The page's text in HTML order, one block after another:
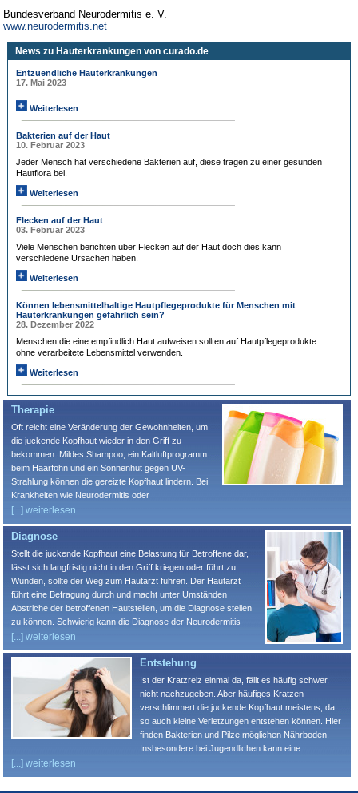
Bundesverband Neurodermitis e. V.
www.neurodermitis.net
News zu Hauterkrankungen von curado.de
Entzuendliche Hauterkrankungen
17. Mai 2023
Weiterlesen
Bakterien auf der Haut
10. Februar 2023
Jeder Mensch hat verschiedene Bakterien auf, diese tragen zu einer gesunden
Hautflora bei.
Weiterlesen
Flecken auf der Haut
03. Februar 2023
Viele Menschen berichten über Flecken auf der Haut doch dies kann
verschiedene Ursachen haben.
Weiterlesen
Können lebensmittelhaltige Hautpflegeprodukte für Menschen mit
Hauterkrankungen gefährlich sein?
28. Dezember 2022
Menschen die eine empfindlich Haut aufweisen sollten auf Hautpflegeprodukte
ohne verarbeitete Lebensmittel verwenden.
Weiterlesen
Therapie
Oft reicht eine Veränderung der Gewohnheiten, um
die juckende Kopfhaut wieder in den Griff zu
bekommen. Mildes Shampoo, ein Kaltluftprogramm
beim Haarföhn und ein Sonnenhut gegen UV-
Strahlung können die gereizte Kopfhaut lindern. Bei
Krankheiten wie Neurodermitis oder
Schuppenflechte sind langfristige Therapien
notwendig, um eine Besserung zu erzielen. Die
richtige Pflege kann aber auch hier eine Linderung
der Symptome verschaffen und das Auftreten der
Schübe verlangsamen. Hier gilt, die Pflege muss auf
die individuellen Bedürfnisse der eigenen Haut
angepasst werden. Bei der Suche nach der
richtigen Pflege kann der Hautarzt helfen.
[...] weiterlesen
Diagnose
Stellt die juckende Kopfhaut eine Belastung für Betroffene dar,
lässt sich langfristig nicht in den Griff kriegen oder führt zu
Wunden, sollte der Weg zum Hautarzt führen. Der Hautarzt
führt eine Befragung durch und macht unter Umständen
Abstriche der betroffenen Hautstellen, um die Diagnose stellen
zu können. Schwierig kann die Diagnose der Neurodermitis
werden. Bei einer Ekzemverteilung in Ellenbeugen, Gesicht und
Handrücken kann sie zwar in der Regel identifiziert werden, es
verläuft aber nicht jede Neurodermitiserkrankung so.
Neurodermitis kann bei Betroffenen deutlich von ihrem
typischen Erscheinungsbild abweichen und birgt so die
Möglichkeit, mit einer anderen Hauterkrankung verwechselt zu
werden.
[...] weiterlesen
Entstehung
Ist der Kratzreiz einmal da, fällt es häufig schwer,
nicht nachzugeben. Aber häufiges Kratzen
verschlimmert die juckende Kopfhaut meistens, da
so auch kleine Verletzungen entstehen können. Hier
finden Bakterien und Pilze möglichen Nährboden.
Insbesondere bei Jugendlichen kann eine
Seborrhö, zur Entstehung einer juckenden Kopfhaut
[...] weiterlesen